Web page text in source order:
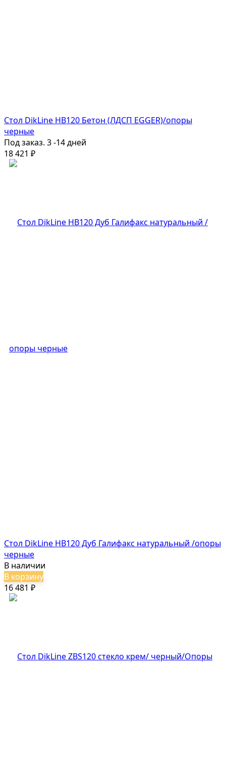
Стол DikLine HB120 Бетон (ЛДСП EGGER)/опоры
черные
Под заказ. 3 -14 дней
18 421 ₽
Стол DikLine HB120 Дуб Галифакс натуральный /опоры
черные
В наличии
В корзину
16 481 ₽